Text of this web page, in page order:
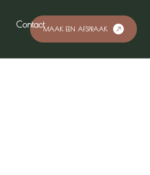
ContactMAAK EEN AFSPRAAK